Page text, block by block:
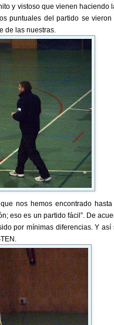
y vistoso que vienen haciendo
puntuales del partido se vieron
de las nuestras.
nos hemos encontrado hasta
eso es un partido fácil”. De
por mínimas diferencias. Y así